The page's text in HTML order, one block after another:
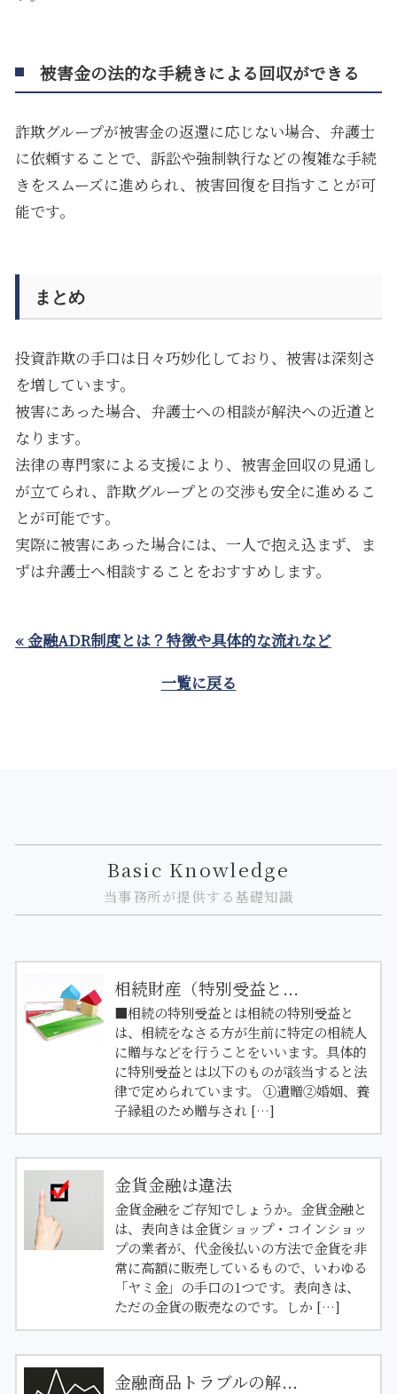
被害金の法的な手続きによる回収ができる
詐欺グループが被害金の返還に応じない場合、弁護士
に依頼することで、訴訟や強制執行などの複雑な手続
きをスムーズに進められ、被害回復を目指すことが可
能です。
まとめ
投資詐欺の手口は日々巧妙化しており、被害は深刻さ
を増しています。
被害にあった場合、弁護士への相談が解決への近道と
なります。
法律の専門家による支援により、被害金回収の見通し
が立てられ、詐欺グループとの交渉も安全に進めるこ
とが可能です。
実際に被害にあった場合には、一人で抱え込まず、ま
ずは弁護士へ相談することをおすすめします。
« 金融ADR制度とは？特徴や具体的な流れなど
一覧に戻る
Basic Knowledge
当事務所が提供する基礎知識
相続財産（特別受益と...
■相続の特別受益とは相続の特別受益と
は、相続をなさる方が生前に特定の相続人
に贈与などを行うことをいいます。具体的
に特別受益とは以下のものが該当すると法
律で定められています。 ①遺贈②婚姻、養
子縁組のため贈与され […]
金貨金融は違法
金貨金融をご存知でしょうか。金貨金融と
は、表向きは金貨ショップ・コインショッ
プの業者が、代金後払いの方法で金貨を非
常に高額に販売しているもので、いわゆる
「ヤミ金」の手口の1つです。表向きは、
ただの金貨の販売なのです。しか […]
金融商品トラブルの解...